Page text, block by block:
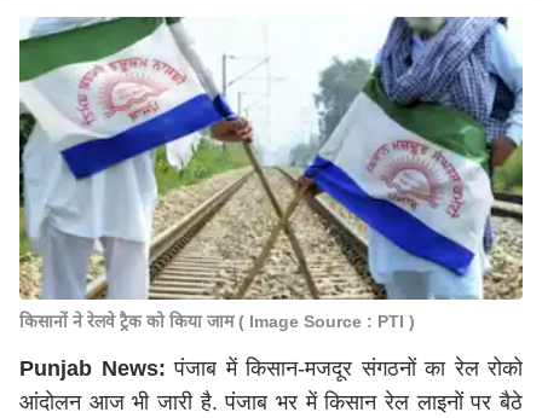
किसानों ने रेलवे ट्रैक को किया जाम ( Image Source : PTI )
Punjab News: पंजाब में किसान-मजदूर संगठनों का रेल रोको
आंदोलन आज भी जारी है. पंजाब भर में किसान रेल लाइनों पर बैठे